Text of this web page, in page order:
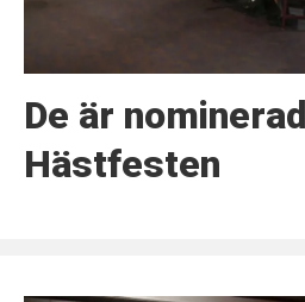
De är
Hästfesten